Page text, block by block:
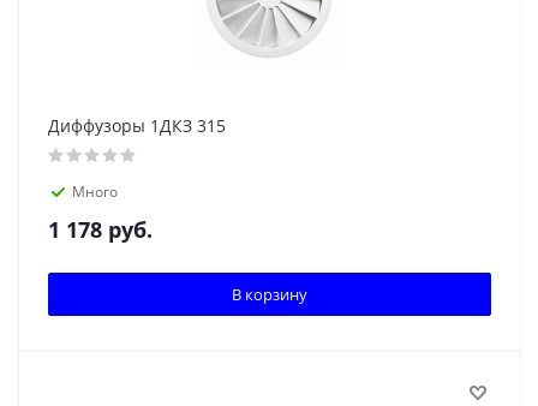
Диффузоры 1ДКЗ 315
Много
1 178 руб.
В корзину